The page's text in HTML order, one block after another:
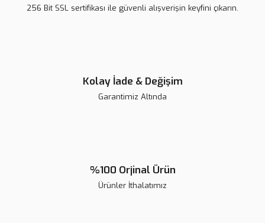
256 Bit SSL sertifikası ile güvenli alışverişin keyfini çıkarın.
Kolay İade & Değişim
Garantimiz Altında
%100 Orjinal Ürün
Ürünler İthalatımız